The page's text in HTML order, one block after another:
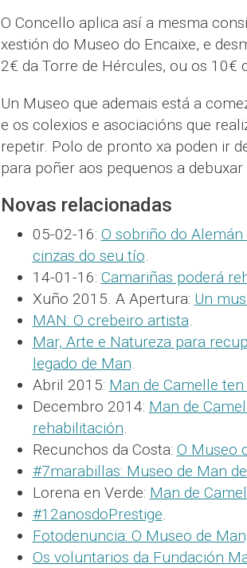
O Concello aplica así a mesma
xestión do Museo do Encaixe, e
2€ da Torre de Hércules, ou os 10€
Un Museo que ademais está a
e os colexios e asociacións que
repetir. Polo de pronto xa poden ir
para poñer aos pequenos a debuxar
Novas relacionadas
05-02-16: O sobriño do Alemán
cinzas do seu tío
14-01-16: Camariñas poderá
Xuño 2015. A Apertura: Un
MAN: O crebeiro artista
Mar, Arte e Natureza para
legado de Man
Abril 2015: Man de Camelle
Decembro 2014: Man de
rehabilitación
Recunchos da Costa: O Museo
#7marabillas: Museo de Man
Lorena en Verde: Man de
#12anosdoPrestige
Fotodenuncia: O Museo de
Os voluntarios da Fundación